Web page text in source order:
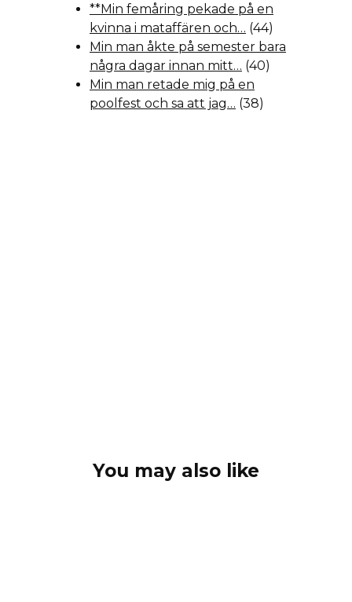
**Min femåring pekade på en
kvinna i mataffären och… (44)
Min man åkte på semester bara
några dagar innan mitt… (40)
Min man retade mig på en
poolfest och sa att jag… (38)
You may also like